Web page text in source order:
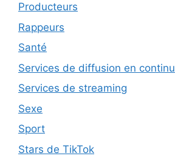
Producteurs
Rappeurs
Santé
Services de diffusion en continu
Services de streaming
Sexe
Sport
Stars de TikTok